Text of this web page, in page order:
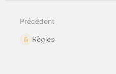
Précédent
Règles